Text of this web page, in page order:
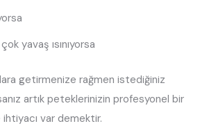
yavaş ısınıyorsa
getirmenize rağmen istediğiniz
artık peteklerinizin profesyonel bir
var demektir.